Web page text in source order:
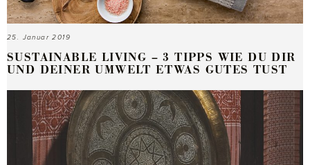
25. Januar 2019
SUSTAINABLE LIVING – 3 TIPPS WIE DU DIR
UND DEINER UMWELT ETWAS GUTES TUST